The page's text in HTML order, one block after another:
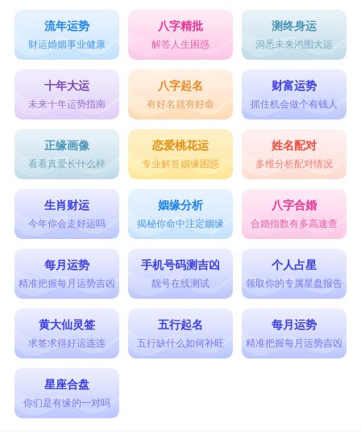
流年运势
财运婚姻事业健康
八字精批
解答人生困惑
测终身运
洞悉未来鸿图大运
十年大运
未来十年运势指南
八字起名
有好名就有好命
财富运势
抓住机会做个有钱人
正缘画像
看看真爱长什么样
恋爱桃花运
专业解答姻缘困惑
姓名配对
多维分析配对情况
生肖财运
今年你会走好运吗
姻缘分析
揭秘你命中注定姻缘
八字合婚
合婚指数有多高速查
每月运势
精准把握每月运势吉凶
手机号码测吉凶
靓号在线测试
个人占星
领取你的专属星盘报告
黄大仙灵签
求签求得好运连连
五行起名
五行缺什么如何补旺
每月运势
精准把握每月运势吉凶
星座合盘
你们是有缘的一对吗